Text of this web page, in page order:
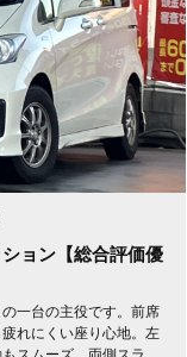
ョン【総合評価優
一台の主役です。前席
れにくい座り心地。左